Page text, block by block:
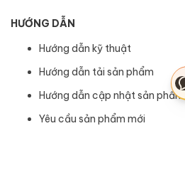
HƯỚNG DẪN
Hướng dẫn kỹ thuật
Hướng dẫn tải sản phẩm
Hướng dẫn cập nhật sản phẩm
Yêu cầu sản phẩm mới